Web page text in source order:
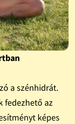
a szénhidrát.
fedezhető az
képes